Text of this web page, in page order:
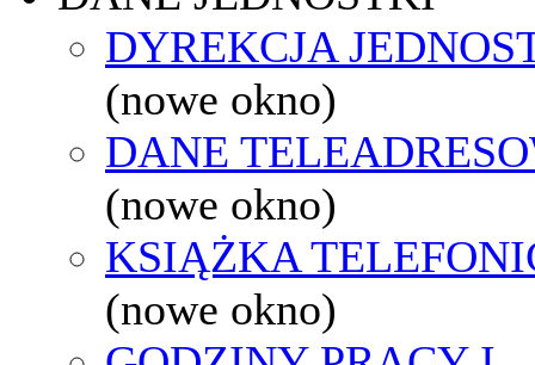
DYREKCJA
(nowe okno)
DANE
(nowe okno)
KSIĄŻKA
(nowe okno)